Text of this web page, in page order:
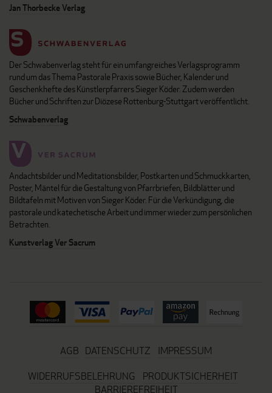
Jan Thorbecke Verlag
Der Schwabenverlag steht für ein umfangreiches Verlagsprogramm
rund um das Thema Pastorale Praxis sowie Bücher, Kalender und
Geschenkhefte des Künstlerpfarrers Sieger Köder. Zudem werden
Bücher und Schriften zur Diözese Rottenburg-Stuttgart veröffentlicht.
Schwabenverlag
Andachtsbilder und Meditationsbilder, Postkarten und Schmuckkarten,
Poster, Mäntel für die Gestaltung von Pfarrbriefen, Bildblätter und
Bildtafeln mit Motiven von Sieger Köder. Für die Verkündigung, die
pastorale und katechetische Arbeit und immer wieder zum persönlichen
Betrachten.
Kunstverlag Ver Sacrum
AGB DATENSCHUTZ
IMPRESSUM
WIDERRUFSBELEHRUNG
PRODUKTSICHERHEIT
BARRIEREFREIHEIT